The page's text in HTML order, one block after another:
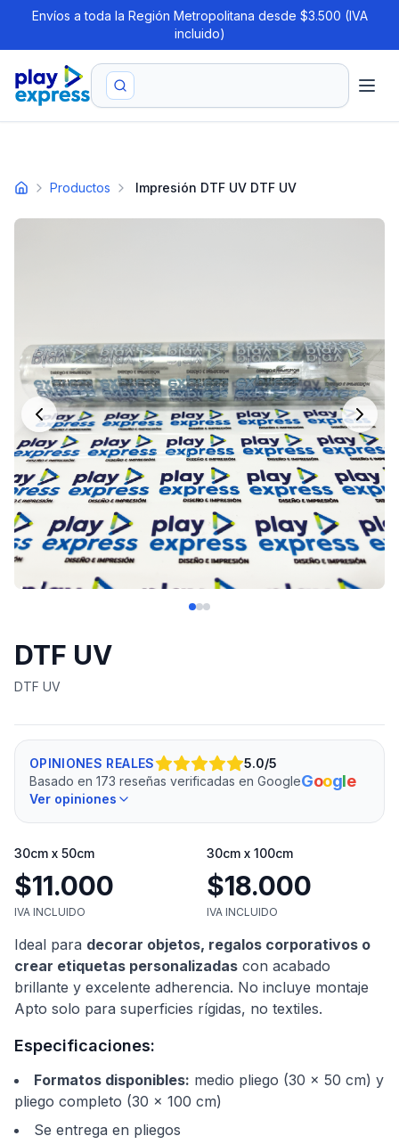
Envíos a toda la Región Metropolitana desde $3.500 (IVA
incluido)
Productos Impresión DTF UV DTF UV
DTF UV
DTF UV
OPINIONES REALES 5.0/5
Basado en 173 reseñas verificadas en GoogleGoogle
Ver opiniones
30cm x 50cm
$11.000
IVA INCLUIDO
30cm x 100cm
$18.000
IVA INCLUIDO
Ideal para decorar objetos, regalos corporativos o
crear etiquetas personalizadas con acabado
brillante y excelente adherencia. No incluye montaje
Apto solo para superficies rígidas, no textiles.
Especificaciones:
Formatos disponibles: medio pliego (30 × 50 cm) y
pliego completo (30 × 100 cm)
Se entrega en pliegos